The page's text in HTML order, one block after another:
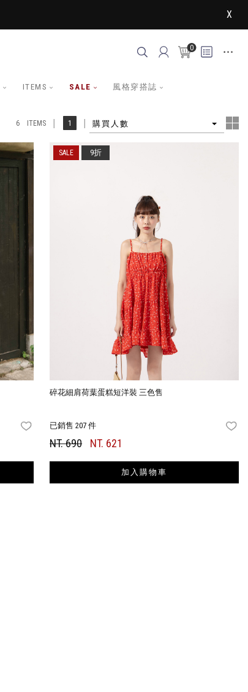
X
0
ITEMS SALE 風格穿搭誌
6 ITEMS 1 購買人數
FAVORITES
碎花細肩荷葉蛋糕短洋裝 三色售
已銷售 207 件
NT. 690 NT. 621
加入購物車
9折